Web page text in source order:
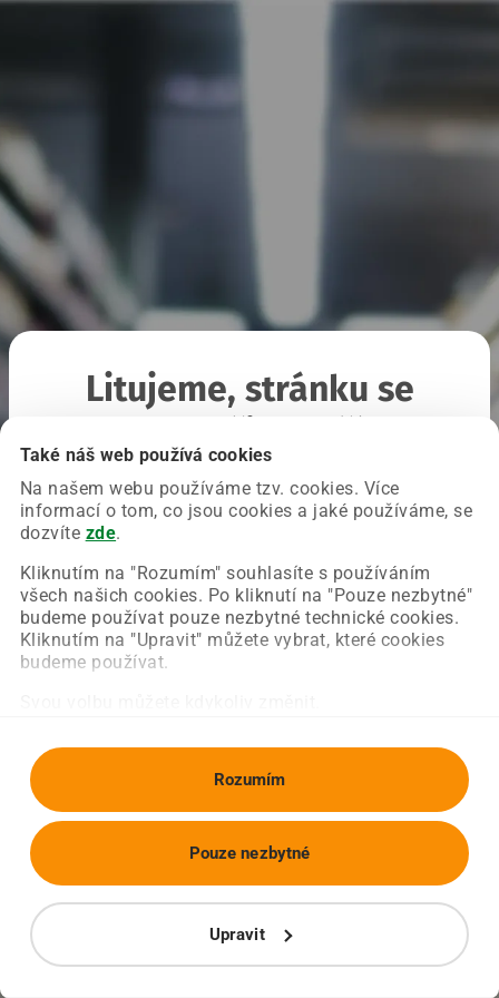
Také náš web používá cookies
Na našem webu používáme tzv. cookies. Více
informací o tom, co jsou cookies a jaké používáme, se
dozvíte zde.
Kliknutím na "Rozumím" souhlasíte s používáním
všech našich cookies. Po kliknutí na "Pouze nezbytné"
budeme používat pouze nezbytné technické cookies.
Kliknutím na "Upravit" můžete vybrat, které cookies
budeme používat.
Rozumím
Upravit
Pouze nezbytné
Litujeme, stránku se
Chyba nastala na naší straně a už ji opravujeme.
Zkuste prosím znovu načíst požadovanou stránku.
Obnovit stránku Úvodní strana